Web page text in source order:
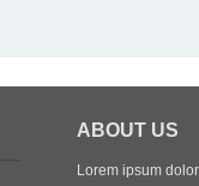
ABOUT US
Lorem ipsum